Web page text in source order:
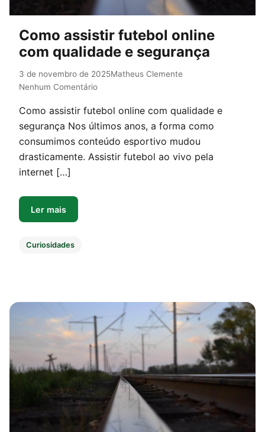
Como assistir futebol online
com qualidade e segurança
3 de novembro de 2025Matheus Clemente
Nenhum Comentário
Como assistir futebol online com qualidade e
segurança Nos últimos anos, a forma como
consumimos conteúdo esportivo mudou
drasticamente. Assistir futebol ao vivo pela
internet […]
Ler mais
Curiosidades